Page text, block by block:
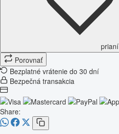
prianí
Porovnať
Bezplatné vrátenie do 30 dní
Bezpečná transakcia
Share: